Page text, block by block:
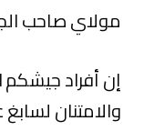
مولاي صاحب
إن أفراد جيشكم
والامتنان